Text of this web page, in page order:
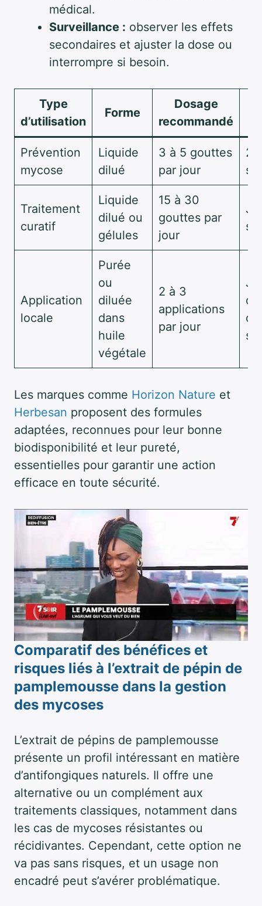
médical.
Surveillance : observer les effets
secondaires et ajuster la dose ou
interrompre si besoin.
Type
d’utilisation
Forme
Dosage
recommandé
Prévention
mycose
Liquide
dilué
3 à 5 gouttes
par jour
2
Traitement
curatif
Liquide
dilué ou
gélules
15 à 30
gouttes par
jour
Application
locale
Purée
ou
diluée
dans
huile
végétale
2 à 3
applications
par jour
Les marques comme Horizon Nature et
Herbesan proposent des formules
adaptées, reconnues pour leur bonne
biodisponibilité et leur pureté,
essentielles pour garantir une action
efficace en toute sécurité.
Comparatif des bénéfices et
risques liés à l’extrait de pépin de
pamplemousse dans la gestion
des mycoses
L’extrait de pépins de pamplemousse
présente un profil intéressant en matière
d’antifongiques naturels. Il offre une
alternative ou un complément aux
traitements classiques, notamment dans
les cas de mycoses résistantes ou
récidivantes. Cependant, cette option ne
va pas sans risques, et un usage non
encadré peut s’avérer problématique.